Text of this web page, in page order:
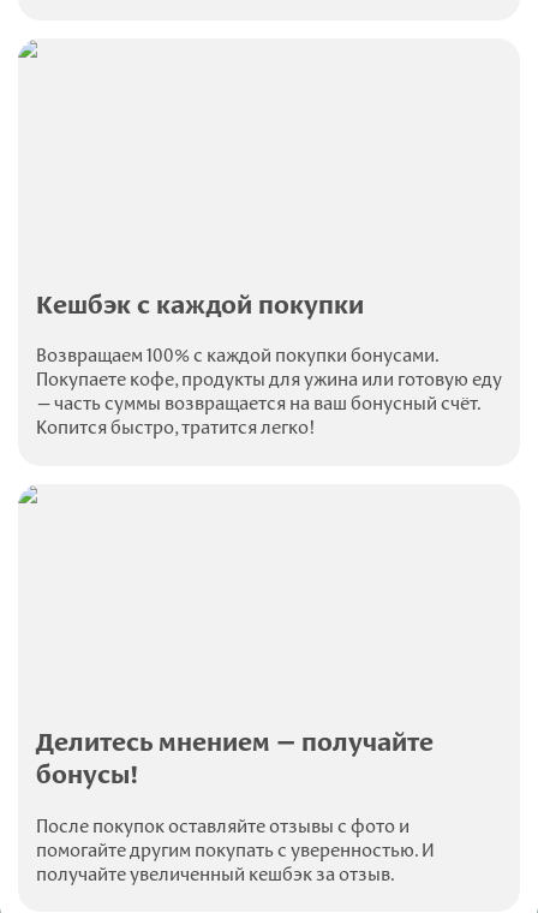
Кешбэк с каждой покупки
Возвращаем 100% с каждой покупки бонусами.
Покупаете кофе, продукты для ужина или готовую еду
— часть суммы возвращается на ваш бонусный счёт.
Копится быстро, тратится легко!
Делитесь мнением — получайте
бонусы!
После покупок оставляйте отзывы с фото и
помогайте другим покупать с уверенностью. И
получайте увеличенный кешбэк за отзыв.